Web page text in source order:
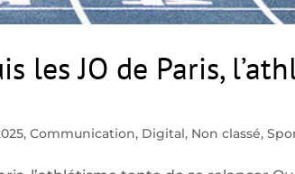
les JO de Paris,
,Communication, Digital, Non classé,